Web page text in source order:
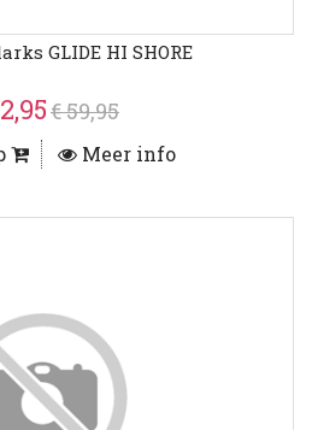
GLIDE HI SHORE
€ 59,95
Meer info